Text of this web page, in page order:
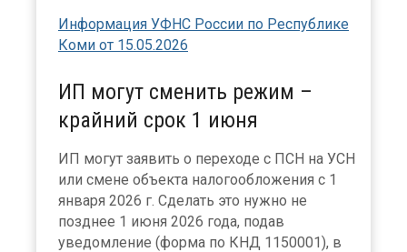
Информация УФНС России по Республике
Коми от 15.05.2026
ИП могут сменить режим –
крайний срок 1 июня
ИП могут заявить о переходе с ПСН на УСН
или смене объекта налогообложения с 1
января 2026 г. Сделать это нужно не
позднее 1 июня 2026 года, подав
уведомление (форма по КНД 1150001), в